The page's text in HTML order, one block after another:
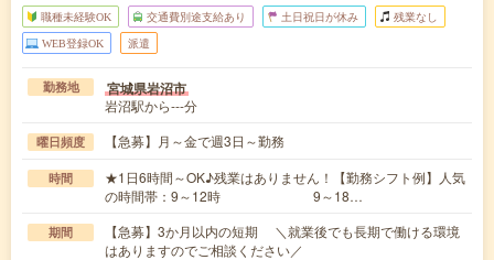
職種未経験OK 交通費別途支給あり 土日祝日が休み 残業なし
WEB登録OK 派遣
勤務地 宮城県岩沼市
岩沼駅から---分
曜日頻度 【急募】月～金で週3日～勤務
時間
★1日6時間～OK♪残業はありません！【勤務シフト例】人気
の時間帯：9～12時 9～18…
期間
【急募】3か月以内の短期 ＼就業後でも長期で働ける環境
はありますのでご相談ください／